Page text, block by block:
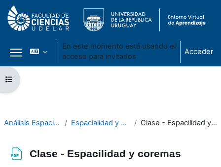
Salta al contenido principal
Panel lateral
En este momento está usando el
acceso para invitados
Acceder
Abrir índice del curso
Análisis Espacial 2021 Espacialidad y coremas Clase - Espacilidad y coremas
Clase - Espacilidad y coremas